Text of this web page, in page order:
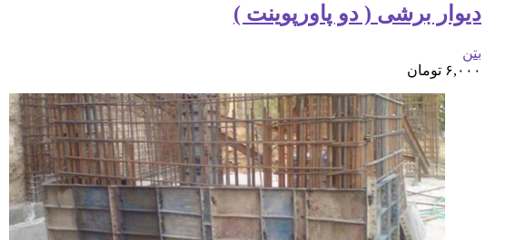
دیوار برشی ( دو پاورپوینت )
بتن
۶,۰۰۰ تومان